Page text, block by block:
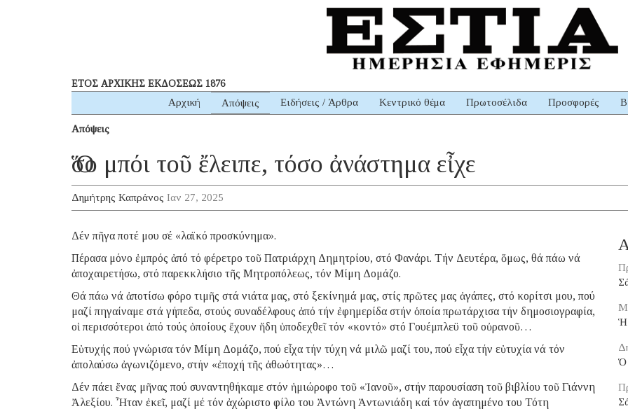
ΕΤΟΣ ΑΡΧΙΚΗΣ ΕΚΔΟΣΕΩΣ 1876
Αρχική Απόψεις Ειδήσεις / Άρθρα Κεντρικό θέμα Πρωτοσέλιδα Προσφορές
Απόψεις
Ὅσο μπόι τοῦ ἔλειπε, τόσο ἀνάστημα εἶχε
Δημήτρης Καπράνος Ιαν 27, 2025
Δέν πῆγα ποτέ μου σέ «λαϊκό προσκύνημα».
Πέρασα μόνο ἐμπρός ἀπό τό φέρετρο τοῦ Πατριάρχη Δημητρίου, στό Φανάρι. Τήν Δευτέρα, ὅμως, θά πάω νά
ἀποχαιρετήσω, στό παρεκκλήσιο τῆς Μητροπόλεως, τόν Μίμη Δομάζο.
Θά πάω νά ἀποτίσω φόρο τιμῆς στά νιάτα μας, στό ξεκίνημά μας, στίς πρῶτες μας ἀγάπες, στό κορίτσι μου, πού
μαζί πηγαίναμε στά γήπεδα, στούς συναδέλφους ἀπό τήν ἐφημερίδα στήν ὁποία πρωτάρχισα τήν δημοσιογραφία,
οἱ περισσότεροι ἀπό τούς ὁποίους ἔχουν ἤδη ὑποδεχθεῖ τόν «κοντό» στό Γουέμπλεϋ τοῦ οὐρανοῦ…
Εὐτυχής πού γνώρισα τόν Μίμη Δομάζο, πού εἶχα τήν τύχη νά μιλῶ μαζί του, πού εἶχα τήν εὐτυχία νά τόν
ἀπολαύσω ἀγωνιζόμενο, στήν «ἐποχή τῆς ἀθωότητας»…
Δέν πάει ἕνας μῆνας πού συναντηθήκαμε στόν ἡμιώροφο τοῦ «Ἰανοῦ», στήν παρουσίαση τοῦ βιβλίου τοῦ Γιάννη
Ἀλεξίου. Ἦταν ἐκεῖ, μαζί μέ τόν ἀχώριστο φίλο του Ἀντώνη Ἀντωνιάδη καί τόν ἀγαπημένο του Τότη
Ἡ
Ὁ